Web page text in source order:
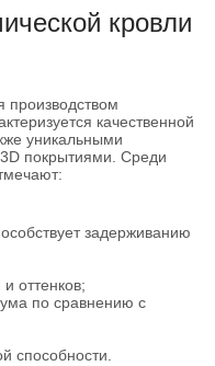
кровли
качественной
уникальными
покрытиями. Среди
задерживанию
оттенков;
по сравнению с
способности.